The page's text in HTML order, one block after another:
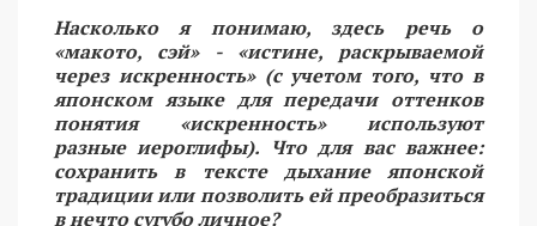
Насколько я понимаю, здесь речь о
«макото, сэй» - «истине, раскрываемой
через искренность» (с учетом того, что в
японском языке для передачи оттенков
понятия «искренность» используют
разные иероглифы). Что для вас важнее:
сохранить в тексте дыхание японской
традиции или позволить ей преобразиться
в нечто сугубо личное?